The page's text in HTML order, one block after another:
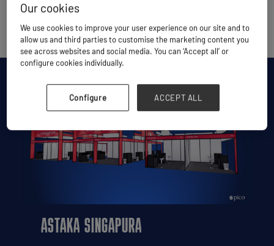
Myanmar Korea
ASTAKA SINGAPURA
Our cookies
We use cookies to improve your user experience on our site and to
allow us and third parties to customise the marketing content you
see across websites and social media. You can ‘Accept all’ or
configure cookies individually.
Configure ACCEPT ALL